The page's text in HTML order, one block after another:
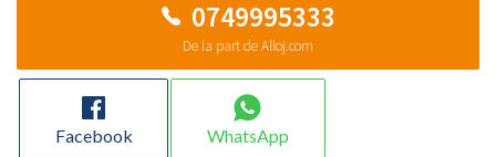
0749995333
De la part de Alloj.com
Facebook WhatsApp